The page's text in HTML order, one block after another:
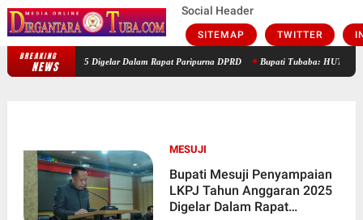
Social Header
SITEMAP TWITTER
BREAKING
NEWS Bupati Mesuji Penyampaian LKPJ Tahun Anggaran 2025 Digelar Dalam
MESUJI
Bupati Mesuji Penyampaian
LKPJ Tahun Anggaran 2025
Digelar Dalam Rapat